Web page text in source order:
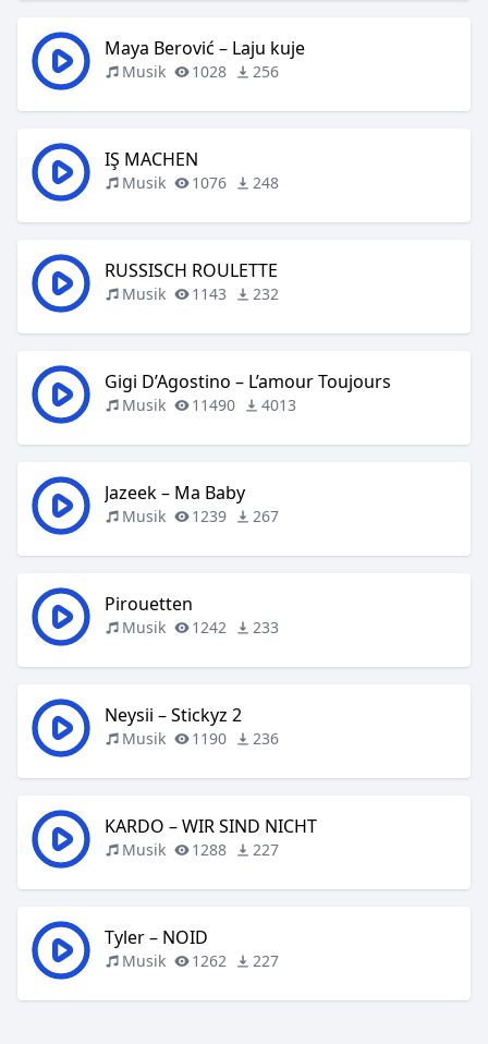
Maya Berović – Laju kuje
Musik 1028 256
IŞ MACHEN
Musik 1076 248
RUSSISCH ROULETTE
Musik 1143 232
Gigi D’Agostino – L’amour Toujours
Musik 11490 4013
Jazeek – Ma Baby
Musik 1239 267
Pirouetten
Musik 1242 233
Neysii – Stickyz 2
Musik 1190 236
KARDO – WIR SIND NICHT
Musik 1288 227
Tyler – NOID
Musik 1262 227